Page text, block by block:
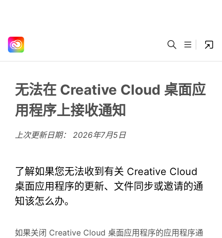
无法在 Creative Cloud 桌面应
用程序上接收通知
上次更新日期： 2026年7月5日
了解如果您无法收到有关 Creative Cloud
桌面应用程序的更新、文件同步或邀请的通
知该怎么办。
如果关闭 Creative Cloud 桌面应用程序的应用程序通